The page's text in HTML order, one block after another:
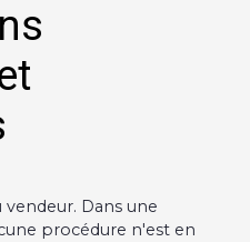
vendeur. Dans une
procédure n'est en